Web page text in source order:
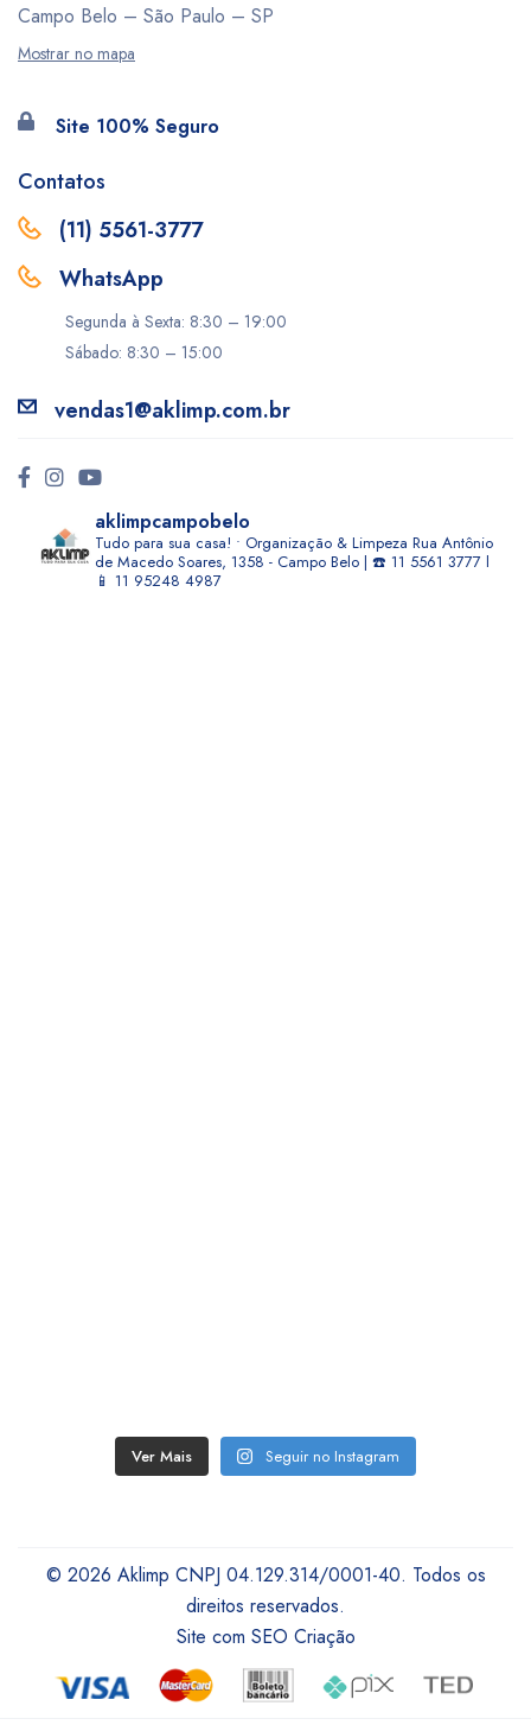
Campo Belo – São Paulo – SP
Mostrar no mapa
Site 100% Seguro
Contatos
(11) 5561-3777
WhatsApp
Segunda à Sexta: 8:30 – 19:00
Sábado: 8:30 – 15:00
vendas1@aklimp.com.br
aklimpcampobelo
Tudo para sua casa! • Organização & Limpeza Rua Antônio
de Macedo Soares, 1358 - Campo Belo | ☎️ 11 5561 3777 l
📱 11 95248 4987
Ver Mais Seguir no Instagram
© 2026 Aklimp CNPJ 04.129.314/0001-40. Todos os
direitos reservados.
Site com SEO Criação